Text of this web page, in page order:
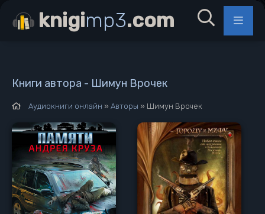
Книги автора - Шимун Врочек
Аудиокниги онлайн » Авторы » Шимун Врочек
knigimp3.com